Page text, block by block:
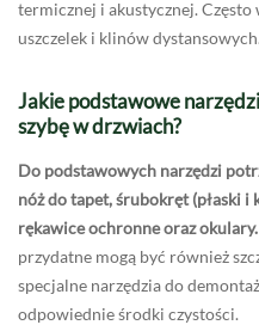
termicznej i akustycznej.
uszczelek i klinów dystansowych.
Jakie podstawowe
szybę w drzwiach?
Do podstawowych narzędzi
nóż do tapet, śrubokręt (płaski i
rękawice ochronne oraz okulary.
przydatne mogą być również
specjalne narzędzia do
odpowiednie środki czystości.